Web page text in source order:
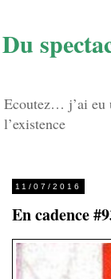
Du
Ecoutez… j’ai eu
l’existence
11/07/2016
En cadence